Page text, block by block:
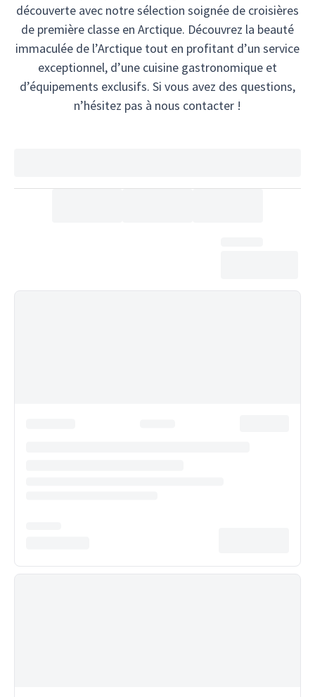
découverte avec notre sélection soignée de croisières
de première classe en Arctique. Découvrez la beauté
immaculée de l’Arctique tout en profitant d’un service
exceptionnel, d’une cuisine gastronomique et
d’équipements exclusifs. Si vous avez des questions,
n’hésitez pas à nous contacter !